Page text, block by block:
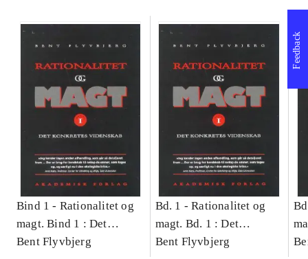
Bind 1 - Rationalitet og
magt. Bind 1 : Det
konkretes videnskab
Bent Flyvbjerg
Bd. 1 -Rationalitet og
magt. Bd. 1 : Det
konkretes videnskab
Bent Flyvbjerg
Feedback